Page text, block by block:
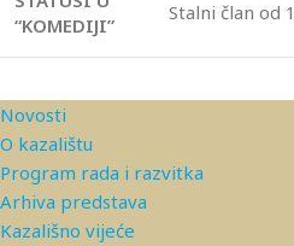
“KOMEDIJI”
Stalni član od
Novosti
O kazalištu
Program rada i razvitka
Arhiva predstava
Kazališno vijeće